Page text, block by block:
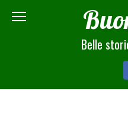
Belle